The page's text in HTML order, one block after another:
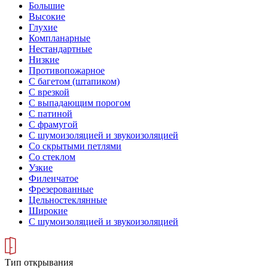
Большие
Высокие
Глухие
Компланарные
Нестандартные
Низкие
Противопожарное
С багетом (штапиком)
С врезкой
С выпадающим порогом
С патиной
С фрамугой
С шумоизоляцией и звукоизоляцией
Со скрытыми петлями
Со стеклом
Узкие
Филенчатое
Фрезерованные
Цельностеклянные
Широкие
С шумоизоляцией и звукоизоляцией
Тип открывания